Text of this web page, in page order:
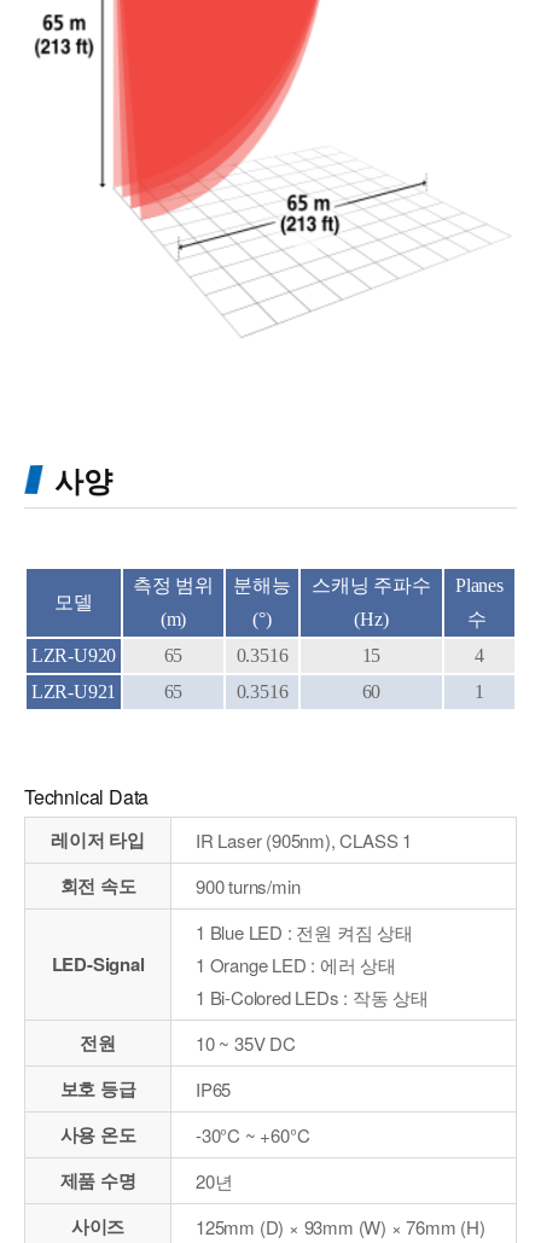
사양
모델
측정 범위
(m)
분해능
(°)
스캐닝 주파수
(Hz)
Planes
수
LZR-U920
65 0.3516 15
4
LZR-U921
65 0.3516 60 1
Technical Data
레이저 타입 IR Laser (905nm), CLASS 1
회전 속도 900 turns/min
LED-Signal
1 Blue LED : 전원 켜짐 상태
1 Orange LED : 에러 상태
1 Bi-Colored LEDs : 작동 상태
전원 10 ~ 35V DC
보호 등급 IP65
사용 온도 -30°C ~ +60°C
제품 수명 20년
사이즈 125mm (D) × 93mm (W) × 76mm (H)